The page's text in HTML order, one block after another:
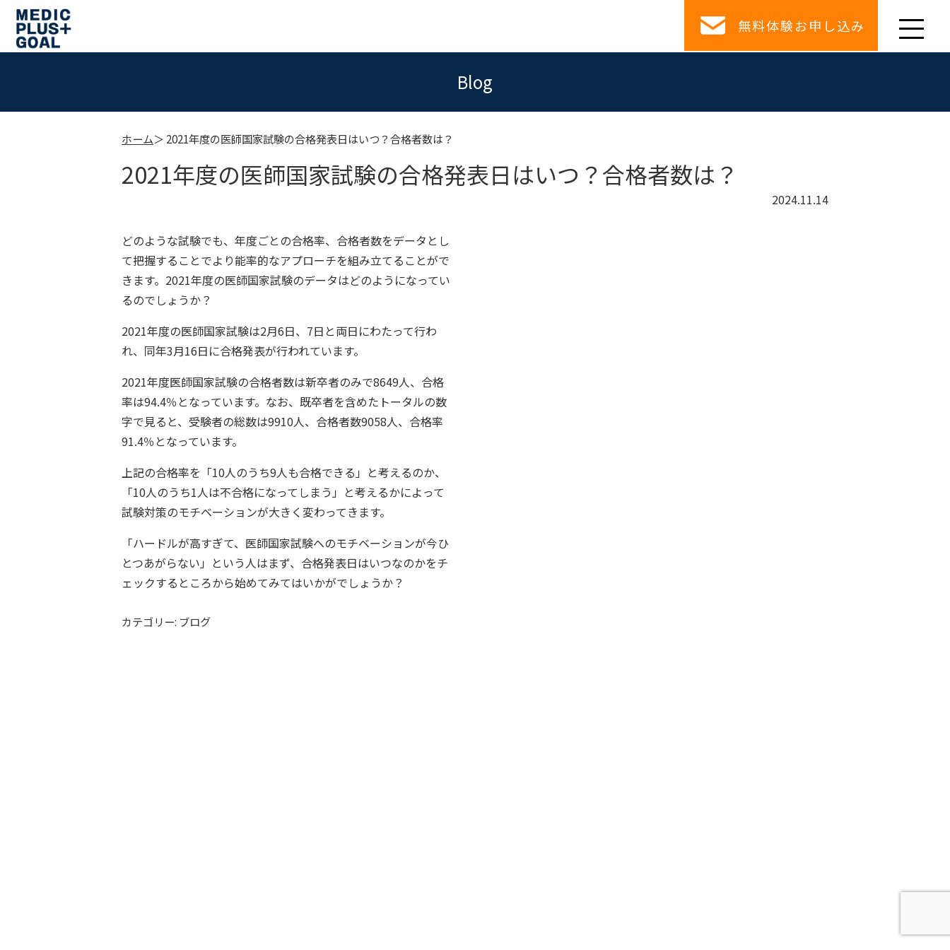
無料体験お申し込み
Blog
ホーム 2021年度の医師国家試験の合格発表日はいつ？合格者数は？
2021年度の医師国家試験の合格発表日はいつ？合格者数は？
2024.11.14
どのような試験でも、年度ごとの合格率、合格者数をデータとし
て把握することでより能率的なアプローチを組み立てることがで
きます。2021年度の医師国家試験のデータはどのようになってい
るのでしょうか？
2021年度の医師国家試験は2月6日、7日と両日にわたって行わ
れ、同年3月16日に合格発表が行われています。
2021年度医師国家試験の合格者数は新卒者のみで8649人、合格
率は94.4％となっています。なお、既卒者を含めたトータルの数
字で見ると、受験者の総数は9910人、合格者数9058人、合格率
91.4％となっています。
上記の合格率を「10人のうち9人も合格できる」と考えるのか、
「10人のうち1人は不合格になってしまう」と考えるかによって
試験対策のモチベーションが大きく変わってきます。
「ハードルが高すぎて、医師国家試験へのモチベーションが今ひ
とつあがらない」という人はまず、合格発表日はいつなのかをチ
ェックするところから始めてみてはいかがでしょうか？
カテゴリー: ブログ